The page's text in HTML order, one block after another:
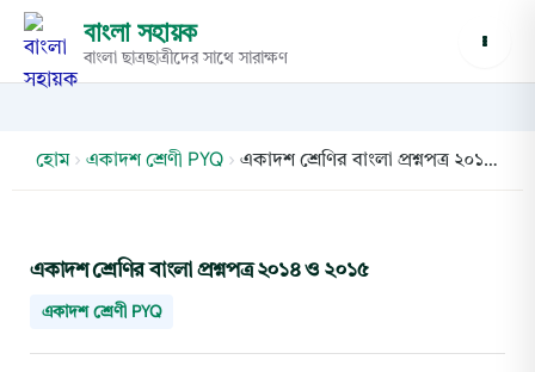
বাংলা সহায়ক
বাংলা ছাত্রছাত্রীদের সাথে সারাক্ষণ
হোম › একাদশ শ্রেণী PYQ › একাদশ শ্রেণির বাংলা প্রশ্নপত্র ২০১৪ ও ২০১৫
একাদশ শ্রেণির বাংলা প্রশ্নপত্র ২০১৪ ও ২০১৫
একাদশ শ্রেণী PYQ